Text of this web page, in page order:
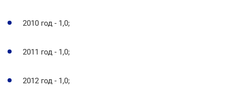
2010 год - 1,0;
2011 год - 1,0;
2012 год - 1,0;